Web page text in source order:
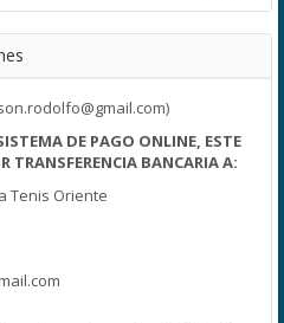
DE PAGO ONLINE, ESTE
TRANSFERENCIA BANCARIA A:
Tenis Oriente